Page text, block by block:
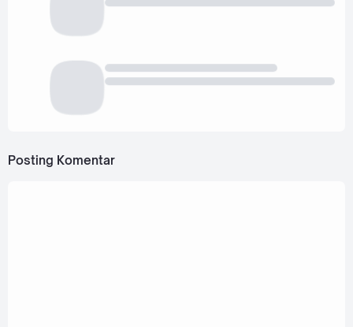
Posting Komentar